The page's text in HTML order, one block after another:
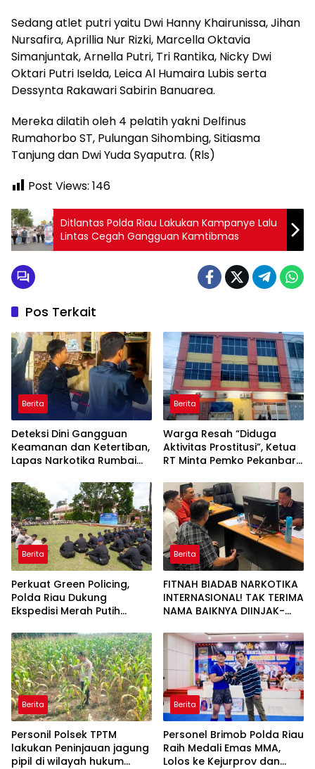
Sedang atlet putri yaitu Dwi Hanny Khairunissa, Jihan
Nursafira, Aprillia Nur Rizki, Marcella Oktavia
Simanjuntak, Arnella Putri, Tri Rantika, Nicky Dwi
Oktari Putri Iselda, Leica Al Humaira Lubis serta
Dessynta Rakawari Sabirin Banuarea.
Mereka dilatih oleh 4 pelatih yakni Delfinus
Rumahorbo ST, Pulungan Sihombing, Sitiasma
Tanjung dan Dwi Yuda Syaputra. (Rls)
Post Views: 146
Ditlantas Polda Riau Lakukan Kampanye Lalu
Lintas Cegah Gangguan Kamtibmas
Pos Terkait
Berita
Deteksi Dini Gangguan
Keamanan dan Ketertiban,
Lapas Narkotika Rumbai
Hunian
Berita
Warga Resah “Diduga
Aktivitas Prostitusi”, Ketua
RT Minta Pemko Pekanbaru
Aktivitas Z Homestay di
Jalan Tanjung Datuk
Berita
Perkuat Green Policing,
Polda Riau Dukung
Ekspedisi Merah Putih
Penanaman Mangrove
Berita
FITNAH BIADAB NARKOTIKA
INTERNASIONAL! TAK TERIMA
NAMA BAIKNYA DIINJAK-
DECLARE WAR: SIAP Bantai
DAN SERET AKUN PEMBUNUH
KARAKTER KE PENJARA
POLDA KEPRI!
Berita
Personil Polsek TPTM
lakukan Peninjauan jagung
pipil di wilayah hukum
Berita
Personel Brimob Polda Riau
Raih Medali Emas MMA,
Lolos ke Kejurprov dan